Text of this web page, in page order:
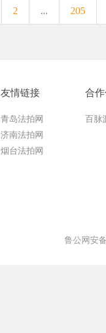
2 ... 205
友情链接
青岛法拍网
济南法拍网
烟台法拍网
合
百脉
鲁公网安